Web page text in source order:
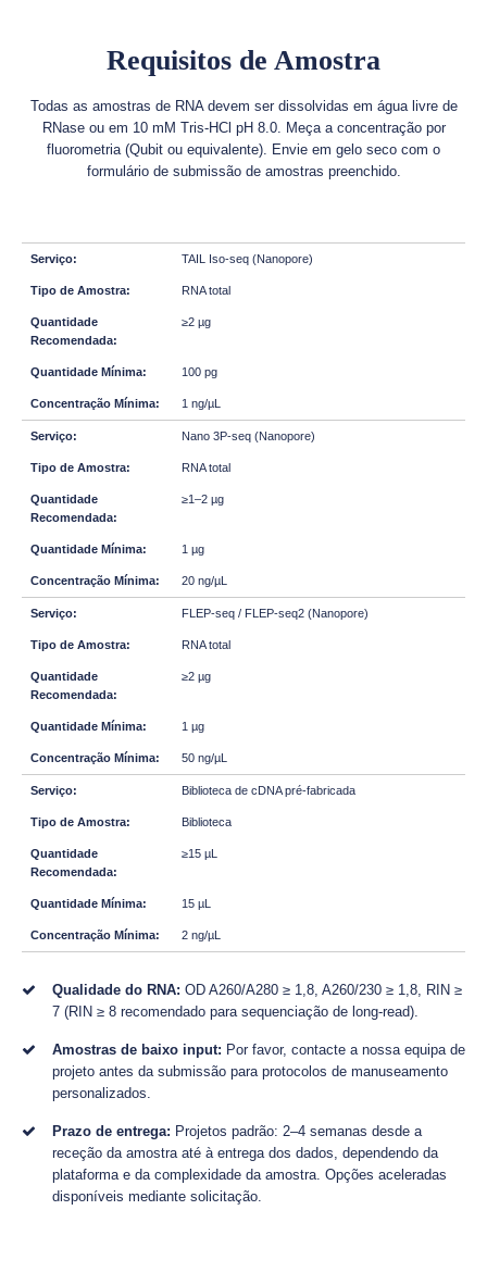
Requisitos de Amostra
Todas as amostras de RNA devem ser dissolvidas em água livre de
RNase ou em 10 mM Tris-HCl pH 8.0. Meça a concentração por
fluorometria (Qubit ou equivalente). Envie em gelo seco com o
formulário de submissão de amostras preenchido.
TAIL Iso-seq (Nanopore)
RNA total
≥2 µg
100 pg
1 ng/µL
Nano 3P-seq (Nanopore)
RNA total
≥1–2 µg
1 µg
20 ng/µL
FLEP-seq / FLEP-seq2 (Nanopore)
RNA total
≥2 µg
1 µg
50 ng/µL
Biblioteca de cDNA pré-fabricada
Biblioteca
≥15 µL
15 µL
2 ng/µL
Qualidade do RNA: OD A260/A280 ≥ 1,8, A260/230 ≥ 1,8, RIN ≥
7 (RIN ≥ 8 recomendado para sequenciação de long-read).
Amostras de baixo input: Por favor, contacte a nossa equipa de
projeto antes da submissão para protocolos de manuseamento
personalizados.
Prazo de entrega: Projetos padrão: 2–4 semanas desde a
receção da amostra até à entrega dos dados, dependendo da
plataforma e da complexidade da amostra. Opções aceleradas
disponíveis mediante solicitação.